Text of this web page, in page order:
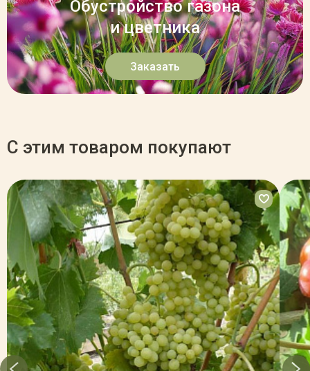
Обустройство газона
и цветника
Заказать
С этим товаром покупают